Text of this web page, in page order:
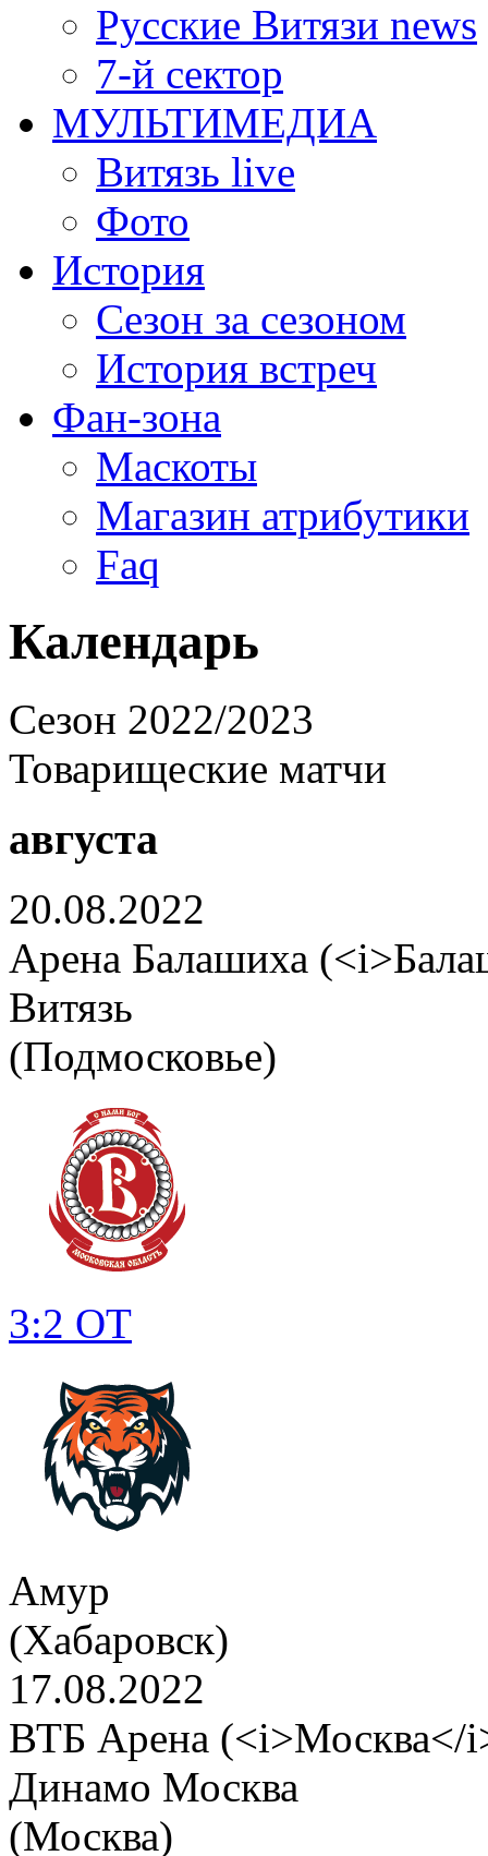
Русские Витязи news
7-й сектор
МУЛЬТИМЕДИА
Витязь live
Фото
История
Сезон за сезоном
История встреч
Фан-зона
Маскоты
Магазин атрибутики
Faq
Календарь
Cезон 2022/2023
Товарищеские матчи
августа
20.08.2022
Арена Балашиха
Витязь
(Подмосковье)
3:2 ОТ
Амур
(Хабаровск)
17.08.2022
ВТБ Арена (<i>Москва</
Динамо Москва
(Москва)